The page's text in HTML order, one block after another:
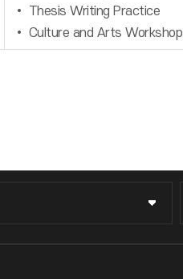
• Thesis Writing Practice
• Culture and Arts Workshop